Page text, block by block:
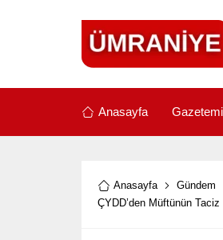
Anasayfa
Anasayfa
Gündem
ÇYDD’den Müftünün